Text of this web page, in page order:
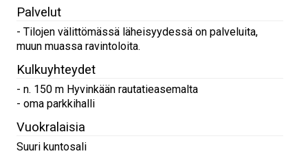
Palvelut
- Tilojen välittömässä läheisyydessä on palveluita,
muun muassa ravintoloita.
Kulkuyhteydet
- n. 150 m Hyvinkään rautatieasemalta
- oma parkkihalli
Vuokralaisia
Suuri kuntosali